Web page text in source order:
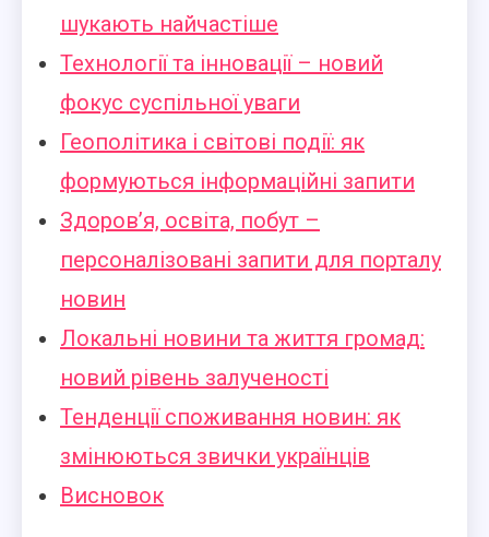
шукають найчастіше
Технології та інновації – новий
фокус суспільної уваги
Геополітика і світові події: як
формуються інформаційні запити
Здоров’я, освіта, побут –
персоналізовані запити для порталу
новин
Локальні новини та життя громад:
новий рівень залученості
Тенденції споживання новин: як
змінюються звички українців
Висновок